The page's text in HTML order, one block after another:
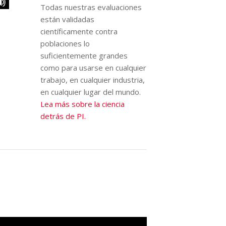
Todas nuestras evaluaciones
están validadas
científicamente contra
poblaciones lo
suficientemente grandes
como para usarse en cualquier
trabajo, en cualquier industria,
en cualquier lugar del mundo.
Lea más sobre la ciencia
detrás de PI.